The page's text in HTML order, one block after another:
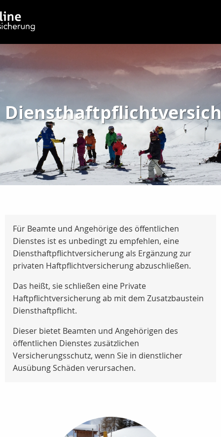
Für Beamte und Angehörige des öffentlichen
Dienstes ist es unbedingt zu empfehlen, eine
Diensthaftpflichtversicherung als Ergänzung zur
privaten Haftpflichtversicherung abzuschließen.
Das heißt, sie schließen eine Private
Haftpflichtversicherung ab mit dem Zusatzbaustein
Diensthaftpflicht.
Dieser bietet Beamten und Angehörigen des
öffentlichen Dienstes zusätzlichen
Versicherungsschutz, wenn Sie in dienstlicher
Ausübung Schäden verursachen.